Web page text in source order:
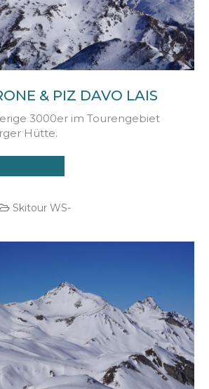
& PIZ DAVO LAIS
3000er im Tourengebiet
Hütte.
Skitour WS-